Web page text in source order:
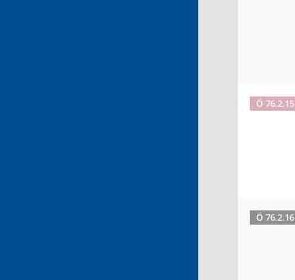
Ö 76.2.15
Ö 76.2.16